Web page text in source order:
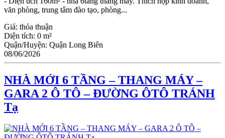
văn phòng, trung tâm đào tạo, phòng...
Giá: thỏa thuận
Diện tích: 0 m²
Quận/Huyện: Quận Long Biên
08/06/2026
NHÀ MỚI 6 TẦNG – THANG MÁY –
GARA 2 Ô TÔ – ĐƯỜNG ÔTÔ TRÁNH
Tạ